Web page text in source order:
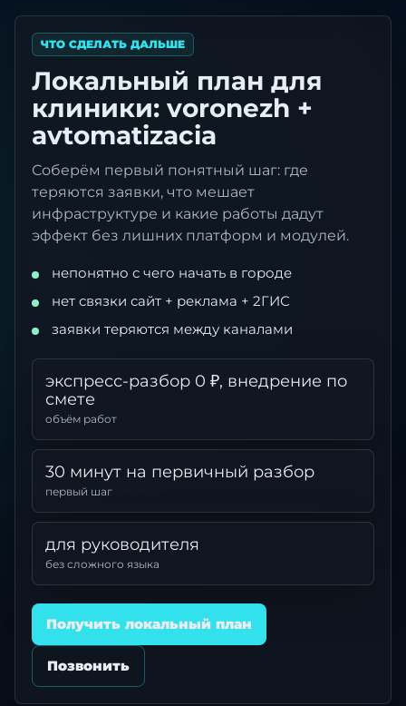
ЧТО СДЕЛАТЬ ДАЛЬШЕ
Локальный план для
клиники: voronezh +
avtomatizacia
Соберём первый понятный шаг: где
теряются заявки, что мешает
инфраструктуре и какие работы дадут
эффект без лишних платформ и модулей.
непонятно с чего начать в городе
нет связки сайт + реклама + 2ГИС
заявки теряются между каналами
экспресс-разбор 0 ₽, внедрение по
смете
объём работ
30 минут на первичный разбор
первый шаг
для руководителя
без сложного языка
Получить локальный план
Позвонить